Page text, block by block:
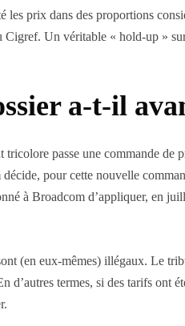
prix dans des proportions
Un véritable « hold-up »
a-t-il
passe une commande
pour cette nouvelle
à Broadcom d’appliquer, en
(en eux-mêmes) illégaux. Le
d’autres termes, si des tarifs